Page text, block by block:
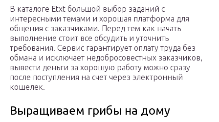
В каталоге Etxt большой выбор заданий с
интересными темами и хорошая платформа для
общения с заказчиками. Перед тем как начать
выполнение стоит все обсудить и уточнить
требования. Сервис гарантирует оплату труда без
обмана и исключает недобросовестных заказчиков,
вывести деньги за хорошую работу можно сразу
после поступления на счет через электронный
кошелек.
Выращиваем грибы на дому